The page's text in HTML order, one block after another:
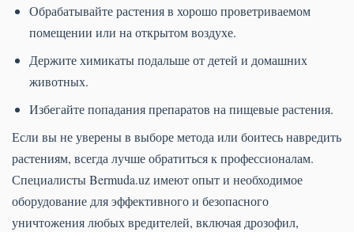
Обрабатывайте растения в хорошо проветриваемом
помещении или на открытом воздухе.
Держите химикаты подальше от детей и домашних
животных.
Избегайте попадания препаратов на пищевые растения.
Если вы не уверены в выборе метода или боитесь навредить
растениям, всегда лучше обратиться к профессионалам.
Специалисты Bermuda.uz имеют опыт и необходимое
оборудование для эффективного и безопасного
уничтожения любых вредителей, включая дрозофил,